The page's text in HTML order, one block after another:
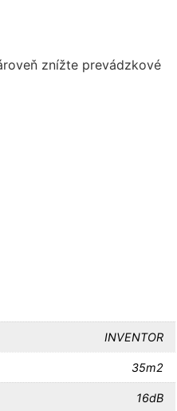
znížte prevádzkové
INVENTOR
35m2
16dB